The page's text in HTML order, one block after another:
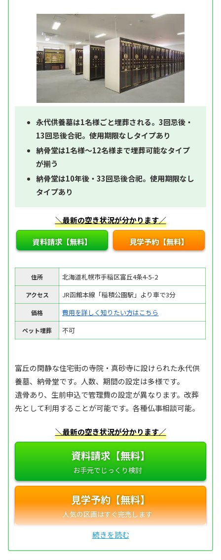
永代供養墓は1名様ごと埋葬される。3回忌後・
13回忌後合祀。使用期限なしタイプあり
納骨堂は1名様～12名様まで埋葬可能なタイプ
が揃う
納骨堂は10年後・33回忌後合祀。使用期限なし
タイプあり
＼最新の空き状況が分かります／
資料請求【無料】 見学予約【無料】
住所 北海道札幌市手稲区富丘4条4-5-2
アクセス JR函館本線「稲積公園駅」より車で3分
価格 費用を詳しく知りたい方はこちら
ペット埋葬 不可
富丘の閑静な住宅街の寺院・真砂寺に設けられた永代供
養墓、納骨堂です。人数、期間の設定は多様です。
遺骨あり、生前申込で管理費の設定が異なります。改葬
先として利用することが可能です。各種仏事相談可能。
＼最新の空き状況が分かります／
資料請求【無料】
見学予約【無料】